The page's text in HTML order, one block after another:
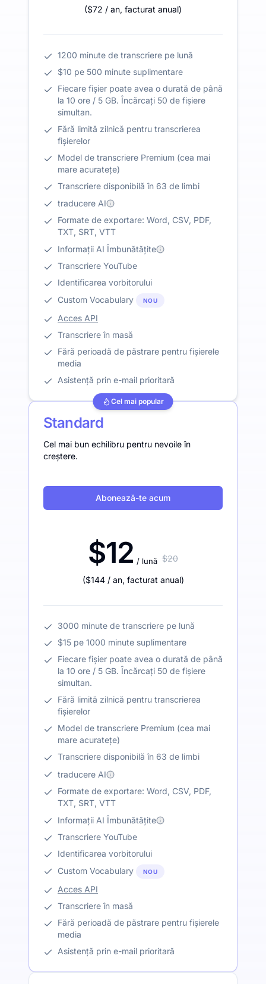
($72 / an, facturat anual)
1200 minute de transcriere pe lună
$10 pe 500 minute suplimentare
Fiecare fișier poate avea o durată de până
la 10 ore / 5 GB. Încărcați 50 de fișiere
simultan.
Fără limită zilnică pentru transcrierea
fișierelor
Model de transcriere Premium (cea mai
mare acuratețe)
Transcriere disponibilă în 63 de limbi
traducere AI
Formate de exportare: Word, CSV, PDF,
TXT, SRT, VTT
Informații AI Îmbunătățite
Transcriere YouTube
Identificarea vorbitorului
Custom Vocabulary
NOU
Acces API
Transcriere în masă
Fără perioadă de păstrare pentru fișierele
media
Asistență prin e-mail prioritară
Cel mai popular
Standard
Cel mai bun echilibru pentru nevoile în
creștere.
Abonează-te acum
$12 / lună $20
($144 / an, facturat anual)
3000 minute de transcriere pe lună
$15 pe 1000 minute suplimentare
Fiecare fișier poate avea o durată de până
la 10 ore / 5 GB. Încărcați 50 de fișiere
simultan.
Fără limită zilnică pentru transcrierea
fișierelor
Model de transcriere Premium (cea mai
mare acuratețe)
Transcriere disponibilă în 63 de limbi
traducere AI
Formate de exportare: Word, CSV, PDF,
TXT, SRT, VTT
Informații AI Îmbunătățite
Transcriere YouTube
Identificarea vorbitorului
Custom Vocabulary
NOU
Acces API
Transcriere în masă
Fără perioadă de păstrare pentru fișierele
media
Asistență prin e-mail prioritară